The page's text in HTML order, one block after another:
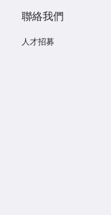
聯絡我們
人才招募